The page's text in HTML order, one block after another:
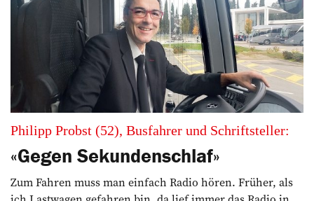
Philipp Probst (52), Busfahrer und Schriftsteller:
«Gegen Sekundenschlaf»
Zum Fahren muss man einfach Radio hören. Früher, als